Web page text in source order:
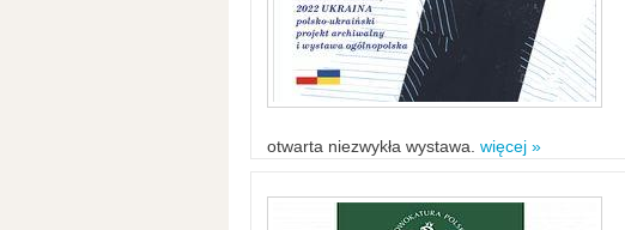
otwarta niezwykła wystawa. więcej »